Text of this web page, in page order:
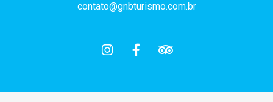
contato@gnbturismo.com.br